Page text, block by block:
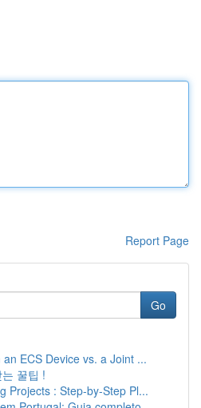
Report Page
Go
ECS Device vs. a Joint ...
꿀팁 !
Projects : Step-by-Step Pl...